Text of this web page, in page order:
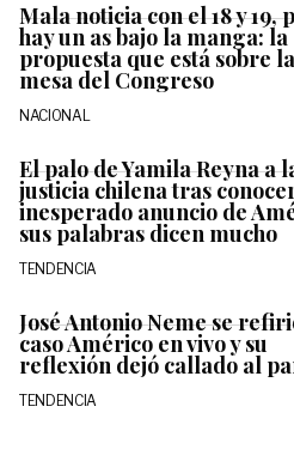
Mala noticia con el 18 y 19,
hay un as bajo la manga: la
propuesta que está sobre la
mesa del Congreso
NACIONAL
El palo de Yamila Reyna a
justicia chilena tras
inesperado anuncio de
sus palabras dicen mucho
TENDENCIA
José Antonio Neme se
caso Américo en vivo y su
reflexión dejó callado al
TENDENCIA